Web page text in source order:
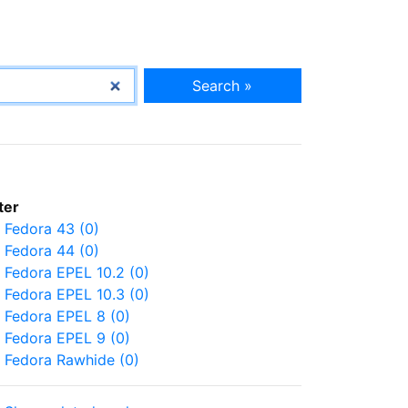
Search »
Fedora 43 (0)
Fedora 44 (0)
Fedora EPEL 10.2 (0)
Fedora EPEL 10.3 (0)
Fedora EPEL 8 (0)
Fedora EPEL 9 (0)
Fedora Rawhide (0)